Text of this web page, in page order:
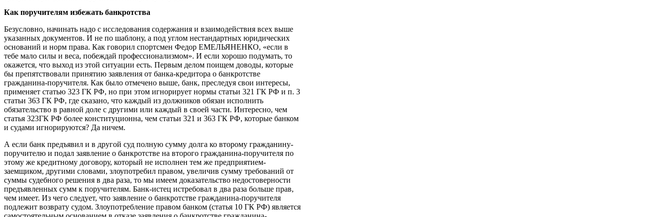
Как поручителям избежать банкротства
Безусловно, начинать надо с исследования содержания и взаимодействия всех выше
указанных документов. И не по шаблону, а под углом нестандартных юридических
оснований и норм права. Как говорил спортсмен Федор ЕМЕЛЬЯНЕНКО, «если в
тебе мало силы и веса, побеждай профессионализмом». И если хорошо подумать, то
окажется, что выход из этой ситуации есть. Первым делом поищем доводы, которые
бы препятствовали принятию заявления от банка-кредитора о банкротстве
гражданина-поручителя. Как было отмечено выше, банк, преследуя свои интересы,
применяет статью 323 ГК РФ, но при этом игнорирует нормы статьи 321 ГК РФ и п. 3
статьи 363 ГК РФ, где сказано, что каждый из должников обязан исполнить
обязательство в равной доле с другими или каждый в своей части. Интересно, чем
статья 323ГК РФ более конституционна, чем статьи 321 и 363 ГК РФ, которые банком
и судами игнорируются? Да ничем.
А если банк предъявил и в другой суд полную сумму долга ко второму гражданину-
поручителю и подал заявление о банкротстве на второго гражданина-поручителя по
этому же кредитному договору, который не исполнен тем же предприятием-
заемщиком, другими словами, злоупотребил правом, увеличив сумму требований от
суммы судебного решения в два раза, то мы имеем доказательство недостоверности
предъявленных сумм к поручителям. Банк-истец истребовал в два раза больше прав,
чем имеет. Из чего следует, что заявление о банкротстве гражданина-поручителя
подлежит возврату судом. Злоупотребление правом банком (статья 10 ГК РФ) является